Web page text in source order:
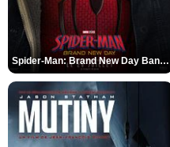
Spider-Man: Brand New Day Bande-annonce VO STFR